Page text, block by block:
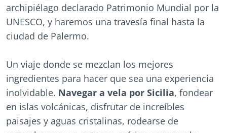
archipiélago declarado Patrimonio Mundial por la
UNESCO, y haremos una travesía final hasta la
ciudad de Palermo.
Un viaje donde se mezclan los mejores
ingredientes para hacer que sea una experiencia
inolvidable. Navegar a vela por Sicilia, fondear
en islas volcánicas, disfrutar de increíbles
paisajes y aguas cristalinas, rodearse de